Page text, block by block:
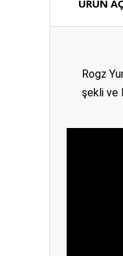
ÜRÜN
Rogz
şekli ve